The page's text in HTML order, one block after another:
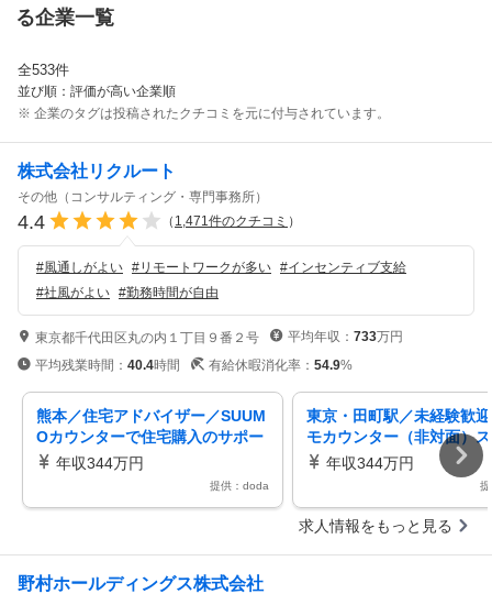
る企業一覧
全533件
並び順：評価が高い企業順
※ 企業のタグは投稿されたクチコミを元に付与されています。
株式会社リクルート
その他（コンサルティング・専門事務所）
4.4 （ 1,471件のクチコミ ）
#風通しがよい #リモートワークが多い #インセンティブ支給
#社風がよい #勤務時間が自由
東京都千代田区丸の内１丁目９番２号 平均年収： 733万円
平均残業時間： 40.4時間 有給休暇消化率： 54.9%
熊本／住宅アドバイザー／SUUM
Oカウンターで住宅購入のサポー
ト！／未経験歓迎／年休140日
年収344万円
提供：doda
東京・田町駅／未経験歓
モカウンター（非対面）
来場予約・業務改善提案
年収344万円
求人情報をもっと見る
野村ホールディングス株式会社